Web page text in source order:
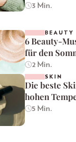
3 Min.
BEAUTY
6 Beauty-
für den
2 Min.
SKIN
Die beste
hohen
5 Min.